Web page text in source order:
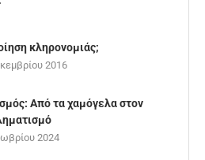
κληρονομιάς;
2016
Από τα χαμόγελα στον
2024